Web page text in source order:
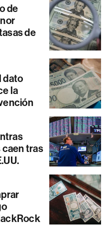
de
de
dato
la
tras